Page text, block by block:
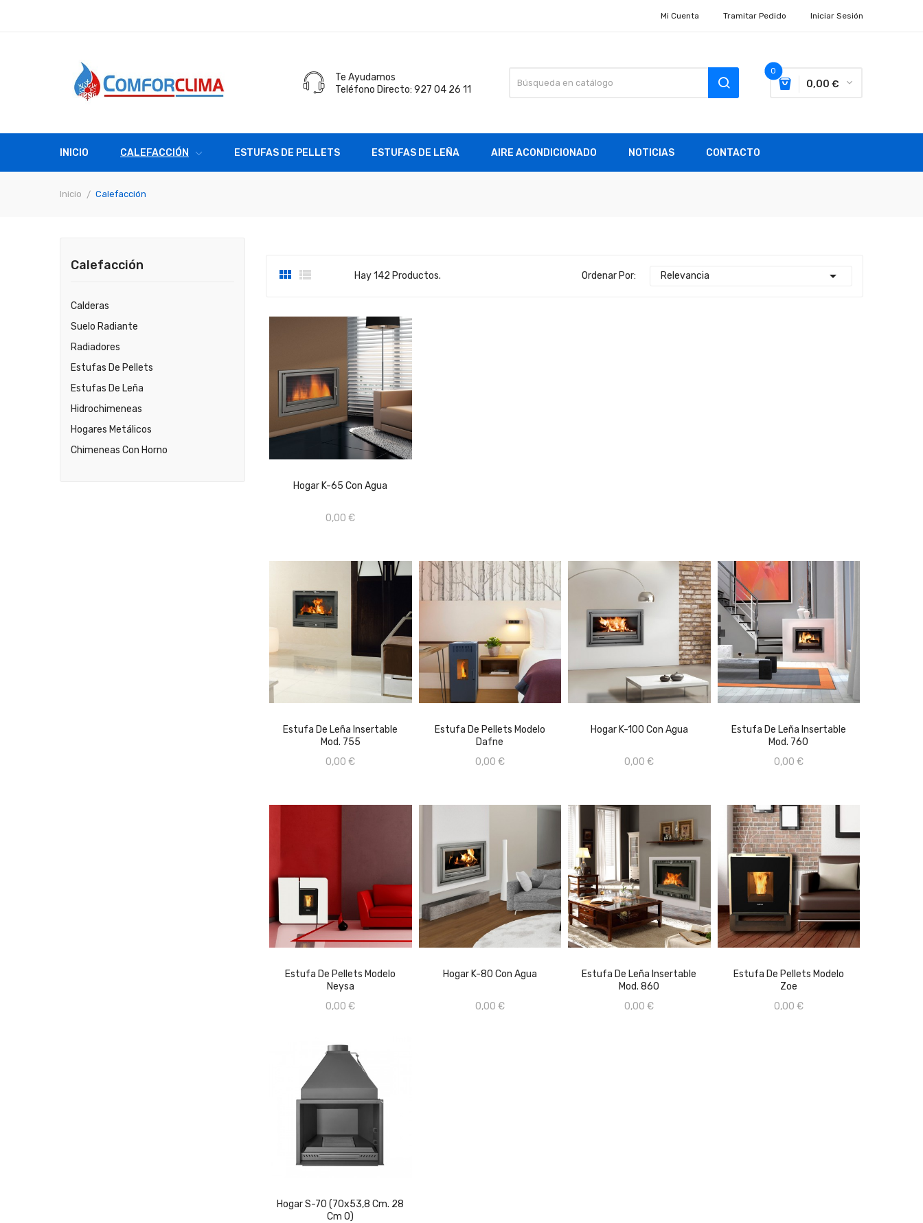
Mi Cuenta Tramitar Pedido Iniciar Sesión
0
0,00 €
Te Ayudamos
Teléfono Directo: 927 04 26 11
INICIO CALEFACCIÓN ESTUFAS DE PELLETS ESTUFAS DE LEÑA AIRE ACONDICIONADO NOTICIAS CONTACTO
Inicio Calefacción
Calefacción
Calderas
Suelo Radiante
Radiadores
Estufas De Pellets
Estufas De Leña
Hidrochimeneas
Hogares Metálicos
Chimeneas Con Horno
  Hay 142 Productos. Ordenar Por: Relevancia 
Hogar K-65 Con Agua
0,00 €
Estufa De Leña Insertable
Mod. 755
0,00 €
AÑADIR AL CARRITO
Estufa De Pellets Modelo
Dafne
0,00 €
CONSULTAR PRECIO EN
TIENDA FÍSICA 659670368
AÑADIR AL CARRITO Hogar K-100 Con Agua
0,00 €
Estufa De Leña Insertable
Mod. 760
0,00 €
Estufa De Pellets Modelo
Neysa
0,00 €
CONSULTAR PRECIO EN
TIENDA FÍSICA 659670368
AÑADIR AL CARRITO Hogar K-80 Con Agua
0,00 €
Estufa De Leña Insertable
Mod. 860
0,00 €
AÑADIR AL CARRITO
Estufa De Pellets Modelo
Zoe
0,00 €
CONSULTAR PRECIO EN
TIENDA FÍSICA 659670368
AÑADIR AL CARRITO
Hogar S-70 (70x53,8 Cm. 28
Cm O)